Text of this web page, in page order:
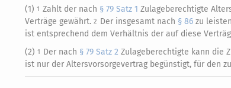
(1) 1 Zahlt der nach § 79 Satz 1 Zulageberechtigte
Verträge gewährt. 2 Der insgesamt nach § 86 zu
ist entsprechend dem Verhältnis der auf diese
(2) 1 Der nach § 79 Satz 2 Zulageberechtigte kann die
ist nur der Altersvorsorgevertrag begünstigt, für den